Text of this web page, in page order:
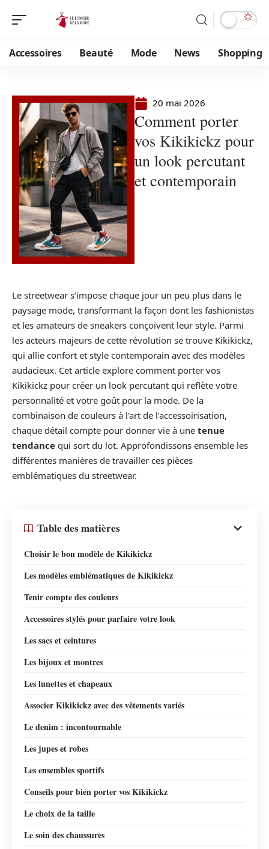
Accessoires Beauté Mode News Shopping
20 mai 2026
Comment porter
vos Kikikickz pour
un look percutant
et contemporain
Le streetwear s’impose chaque jour un peu plus dans le
paysage mode, transformant la façon dont les fashionistas
et les amateurs de sneakers conçoivent leur style. Parmi
les acteurs majeurs de cette révolution se trouve Kikikickz,
qui allie confort et style contemporain avec des modèles
audacieux. Cet article explore comment porter vos
Kikikickz pour créer un look percutant qui reflète votre
personnalité et votre goût pour la mode. De la
combinaison de couleurs à l’art de l’accessoirisation,
chaque détail compte pour donner vie à une tenue
tendance qui sort du lot. Approfondissons ensemble les
différentes manières de travailler ces pièces
emblématiques du streetwear.
Table des matières
Choisir le bon modèle de Kikikickz
Les modèles emblématiques de Kikikickz
Tenir compte des couleurs
Accessoires stylés pour parfaire votre look
Les sacs et ceintures
Les bijoux et montres
Les lunettes et chapeaux
Associer Kikikickz avec des vêtements variés
Le denim : incontournable
Les jupes et robes
Les ensembles sportifs
Conseils pour bien porter vos Kikikickz
Le choix de la taille
Le soin des chaussures